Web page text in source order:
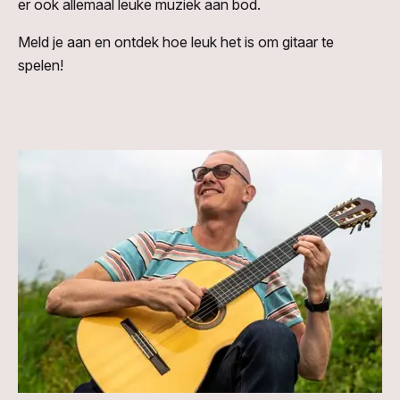
er ook allemaal leuke muziek aan bod.
Meld je aan en ontdek hoe leuk het is om gitaar te
spelen!